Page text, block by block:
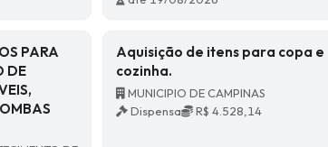
PARA
DE
Aquisição de itens para copa e
cozinha.
MUNICIPIO DE CAMPINAS
Dispensa
R$ 4.528,14